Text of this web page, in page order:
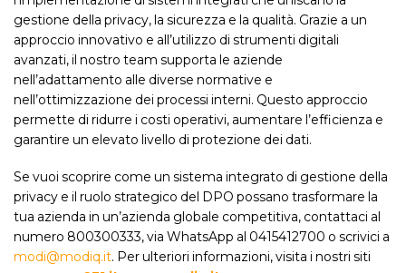
gestione della privacy, la sicurezza e la qualità. Grazie a un
approccio innovativo e all’utilizzo di strumenti digitali
avanzati, il nostro team supporta le aziende
nell’adattamento alle diverse normative e
nell’ottimizzazione dei processi interni. Questo approccio
permette di ridurre i costi operativi, aumentare l’efficienza e
garantire un elevato livello di protezione dei dati.
Se vuoi scoprire come un sistema integrato di gestione della
privacy e il ruolo strategico del DPO possano trasformare la
tua azienda in un’azienda globale competitiva, contattaci al
numero 800300333, via WhatsApp al 0415412700 o scrivici a
modi@modiq.it. Per ulteriori informazioni, visita i nostri siti